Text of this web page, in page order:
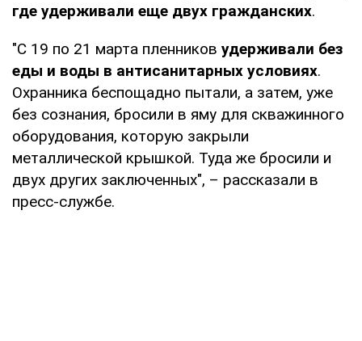
где удерживали еще двух гражданских.
"С 19 по 21 марта пленников удерживали без
еды и воды в антисанитарных условиях.
Охранника беспощадно пытали, а затем, уже
без сознания, бросили в яму для скважинного
оборудования, которую закрыли
металлической крышкой. Туда же бросили и
двух других заключенных", – рассказали в
пресс-службе.